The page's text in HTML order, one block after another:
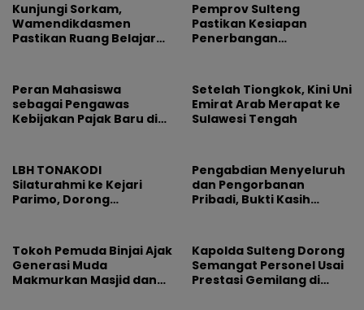
Kunjungi Sorkam,
Wamendikdasmen
Pastikan Ruang Belajar
Pemprov Sulteng
Pastikan Kesiapan
Penerbangan
Peran Mahasiswa
sebagai Pengawas
Kebijakan Pajak Baru di
Setelah Tiongkok, Kini Uni
Emirat Arab Merapat ke
Sulawesi Tengah
LBH TONAKODI
Silaturahmi ke Kejari
Parimo, Dorong
Pengabdian Menyeluruh
dan Pengorbanan
Pribadi, Bukti Kasih
Tokoh Pemuda Binjai Ajak
Generasi Muda
Makmurkan Masjid dan
Kapolda Sulteng Dorong
Semangat Personel Usai
Prestasi Gemilang di